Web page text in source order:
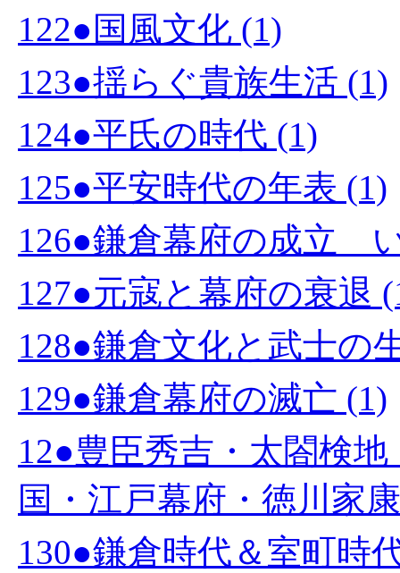
122●国風文化 (1)
123●揺らぐ貴族生活 (1)
124●平氏の時代 (1)
125●平安時代の年表 (1)
126●鎌倉幕府の成立
127●元寇と幕府の衰退
128●鎌倉文化と武士の
129●鎌倉幕府の滅亡 (1)
12●豊臣秀吉・太閤検
国・江戸幕府・徳川家
130●鎌倉時代＆室町時